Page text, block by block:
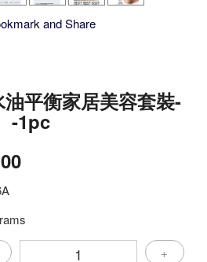
平衡家居美容套裝-
-1pc
+